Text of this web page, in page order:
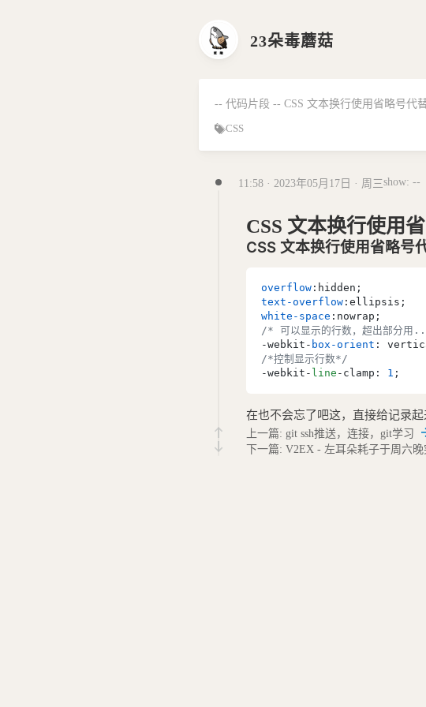
23朵毒蘑菇
-- 代码片段 -- CSS 文本换行使用省略号代
CSS
11:58 · 2023年05月17日 · 周三show: --
CSS 文本换行使用
CSS 文本换行使用省略号
overflow
text-overflow
white-space
/* 可以显示的行数，超出部分
-webkit- box-orient
/*控制显示行数*/
-webkit- line -clamp: 1
在也不会忘了吧这，直接给记录
上一篇: git ssh推送，连接，git学习
下一篇: V2EX - 左耳朵耗子于周六